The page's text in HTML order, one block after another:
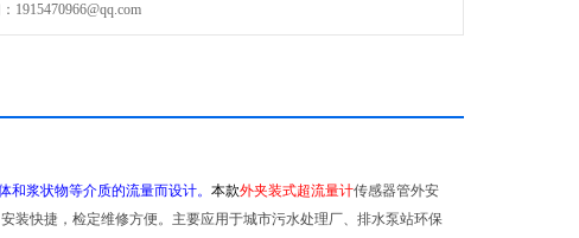
1915470966@qq.com
浆状物等介质的流量而设计。 本款外夹装式超流量计传感器管外安
装快捷，检定维修方便。主要应用于城市污水处理厂、排水泵站环保